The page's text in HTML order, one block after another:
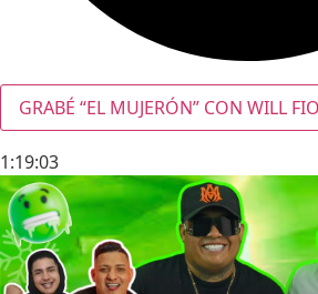
GRABÉ “EL MUJERÓN” CON WILL
1:19:03